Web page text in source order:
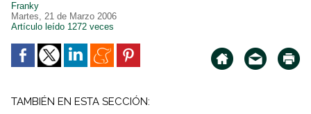
Franky
Martes, 21 de Marzo 2006
Artículo leído 1272 veces
TAMBIÉN EN ESTA SECCIÓN: